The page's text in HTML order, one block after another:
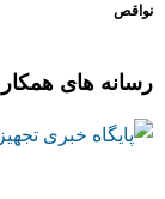
نواقص
رسانه های همکار